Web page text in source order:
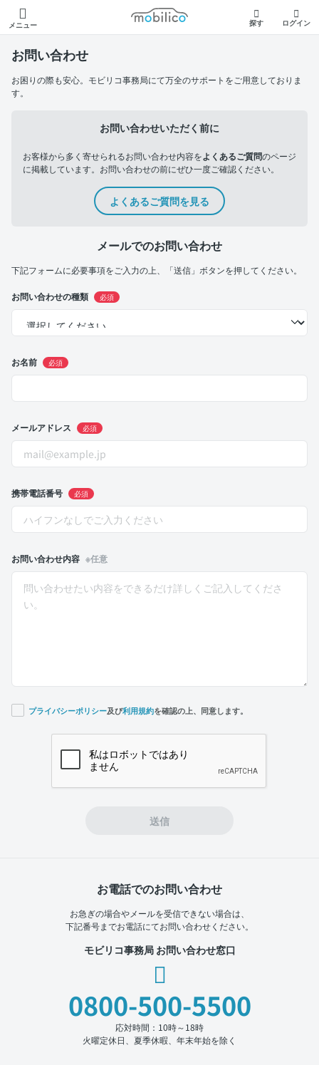
メニュー
モビリコ
探す ログイン
お問い合わせ
お困りの際も安心。モビリコ事務局にて万全のサポートをご用意しておりま
す。
お問い合わせいただく前に
お客様から多く寄せられるお問い合わせ内容をよくあるご質問のページ
に掲載しています。お問い合わせの前にぜひ一度ご確認ください。
よくあるご質問を見る
メールでのお問い合わせ
下記フォームに必要事項をご入力の上、「送信」ボタンを押してください。
お問い合わせの種類 必須
お名前 必須
メールアドレス 必須
携帯電話番号 必須
お問い合わせ内容 ※任意
プライバシーポリシー及び利用規約を確認の上、同意します。
送信
お電話でのお問い合わせ
お急ぎの場合やメールを受信できない場合は、
下記番号までお電話にてお問い合わせください。
モビリコ事務局 お問い合わせ窓口
0800-500-5500
応対時間：10時～18時
火曜定休日、夏季休暇、年末年始を除く